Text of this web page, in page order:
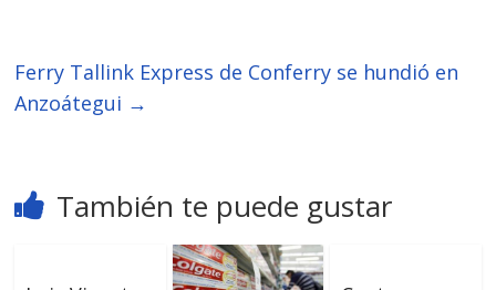
Ferry Tallink Express de Conferry se hundió en
Anzoátegui →
También te puede gustar